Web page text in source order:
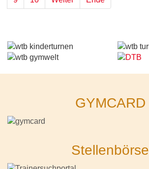
GYMCARD
Stellenbörse